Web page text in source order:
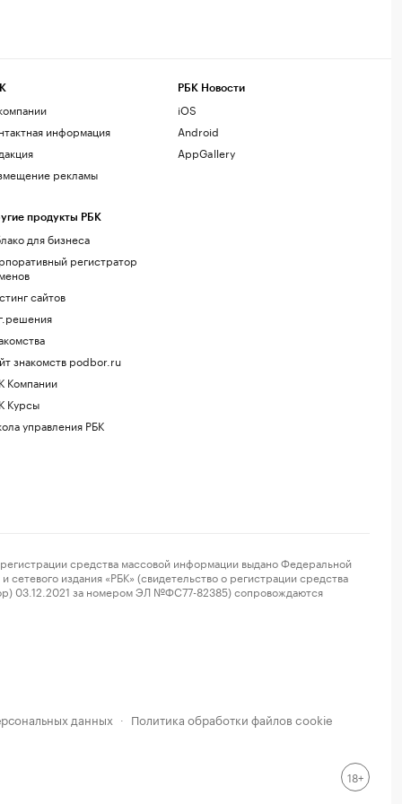
информация
рекламы
продукты РБК
для бизнеса
регистратор
сайтов
знакомств podbor.ru
Компании
Курсы
управления РБК
РБК Новости
iOS
Android
AppGallery
средства массовой информации выдано Федеральной
издания «РБК» (свидетельство о регистрации средства
03.12.2021 за номером ЭЛ №ФС77-82385) сопровождаются
данных · Политика обработки файлов cookie
18+